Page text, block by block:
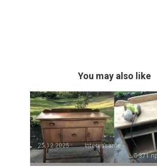
You may also like
25.12.2025
Interessante
371